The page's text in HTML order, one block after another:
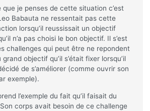
que je penses de cette situation c’est
Babauta ne ressentait pas cette
lorsqu’il reussissait un objectif
n’a pas choisi le bon objectif. Il s’est
challenges qui peut être ne repondent
grand objectif qu’il s’était fixer lorsqu’il
de s’améliorer (comme ouvrir son
exemple).
l’exemple du fait qu’il faisait du
corps avait besoin de ce challenge